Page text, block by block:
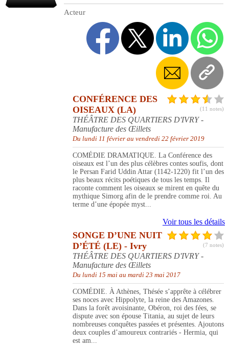
Acteur
(11 notes)
CONFÉRENCE DES
OISEAUX (LA)
THÉÂTRE DES QUARTIERS D'IVRY -
Manufacture des Œillets
Du lundi 11 février au vendredi 22 février 2019
COMÉDIE DRAMATIQUE. La Conférence des
oiseaux est l’un des plus célèbres contes soufis, dont
le Persan Farid Uddin Attar (1142-1220) fit l’un des
plus beaux récits poétiques de tous les temps. Il
raconte comment les oiseaux se mirent en quête du
mythique Simorg afin de le prendre comme roi. Au
terme d’une épopée myst...
Voir tous les détails
(7 notes)
SONGE D’UNE NUIT
D’ÉTÉ (LE) - Ivry
THÉÂTRE DES QUARTIERS D'IVRY -
Manufacture des Œillets
Du lundi 15 mai au mardi 23 mai 2017
COMÉDIE. À Athènes, Thésée s’apprête à célébrer
ses noces avec Hippolyte, la reine des Amazones.
Dans la forêt avoisinante, Obéron, roi des fées, se
dispute avec son épouse Titania, au sujet de leurs
nombreuses conquêtes passées et présentes. Ajoutons
deux couples d’amoureux contrariés - Hermia, qui
est am...